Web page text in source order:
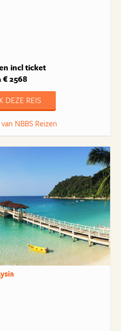
incl ticket
€ 2568
DEZE REIS
NBBS Reizen